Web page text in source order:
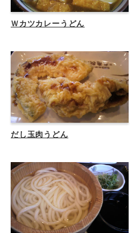
Ｗカツカレーうどん
だし玉肉うどん